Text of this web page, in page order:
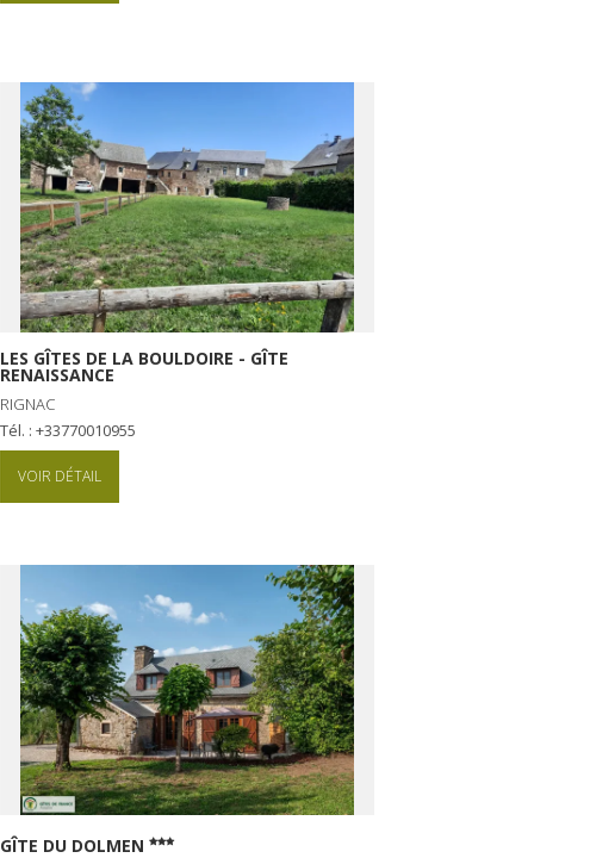
LES GÎTES DE LA BOULDOIRE - GÎTE
RENAISSANCE
RIGNAC
Tél. : +33770010955
VOIR DÉTAIL
GÎTE DU DOLMEN